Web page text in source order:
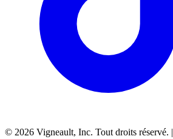
© 2026 Vigneault, Inc. Tout droits réservé. |